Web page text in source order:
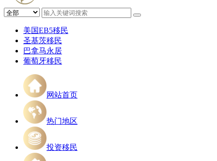
美国EB5移民
圣基茨移民
巴拿马永居
葡萄牙移民
网站首页
热门地区
投资移民